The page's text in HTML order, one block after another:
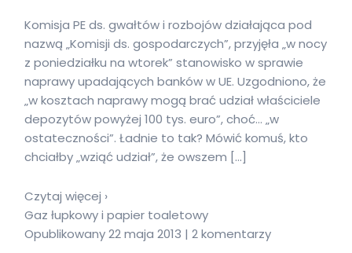
Komisja PE ds. gwałtów i rozbojów działająca pod
nazwą „Komisji ds. gospodarczych”, przyjęła „w nocy
z poniedziałku na wtorek” stanowisko w sprawie
naprawy upadających banków w UE. Uzgodniono, że
„w kosztach naprawy mogą brać udział właściciele
depozytów powyżej 100 tys. euro”, choć… „w
ostateczności”. Ładnie to tak? Mówić komuś, kto
chciałby „wziąć udział”, że owszem […]
Czytaj więcej ›
Gaz łupkowy i papier toaletowy
Opublikowany 22 maja 2013 | 2 komentarzy